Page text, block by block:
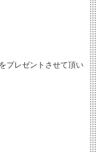
プレゼントさせて頂い